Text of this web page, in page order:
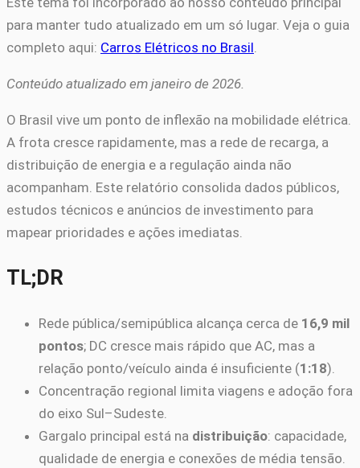
para manter tudo atualizado em um só lugar. Veja o guia
completo aqui: Carros Elétricos no Brasil
Conteúdo atualizado em janeiro de 2026.
O Brasil vive um ponto de inflexão na mobilidade elétrica.
A frota cresce rapidamente, mas a rede de recarga, a
distribuição de energia e a regulação ainda não
acompanham. Este relatório consolida dados públicos,
estudos técnicos e anúncios de investimento para
mapear prioridades e ações imediatas.
TL;DR
Rede pública/semipública alcança cerca de 16,9 mil
pontos; DC cresce mais rápido que AC, mas a
relação ponto/veículo ainda é insuficiente (1:18).
Concentração regional limita viagens e adoção fora
do eixo Sul–Sudeste.
Gargalo principal está na distribuição: capacidade,
qualidade de energia e conexões de média tensão.